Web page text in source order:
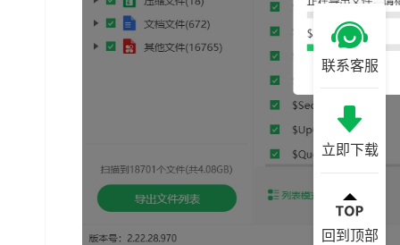
联系客服
立即下载
回到顶部